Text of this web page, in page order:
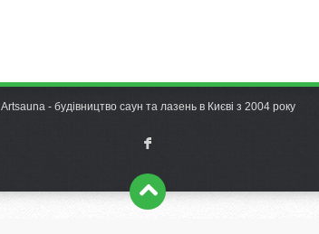
Artsauna - будівництво саун та лазень в Києві з 2004 року
F